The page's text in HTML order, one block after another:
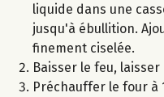
liquide dans une
jusqu'à ébullition.
finement ciselée.
Baisser le feu,
Préchauffer le four à